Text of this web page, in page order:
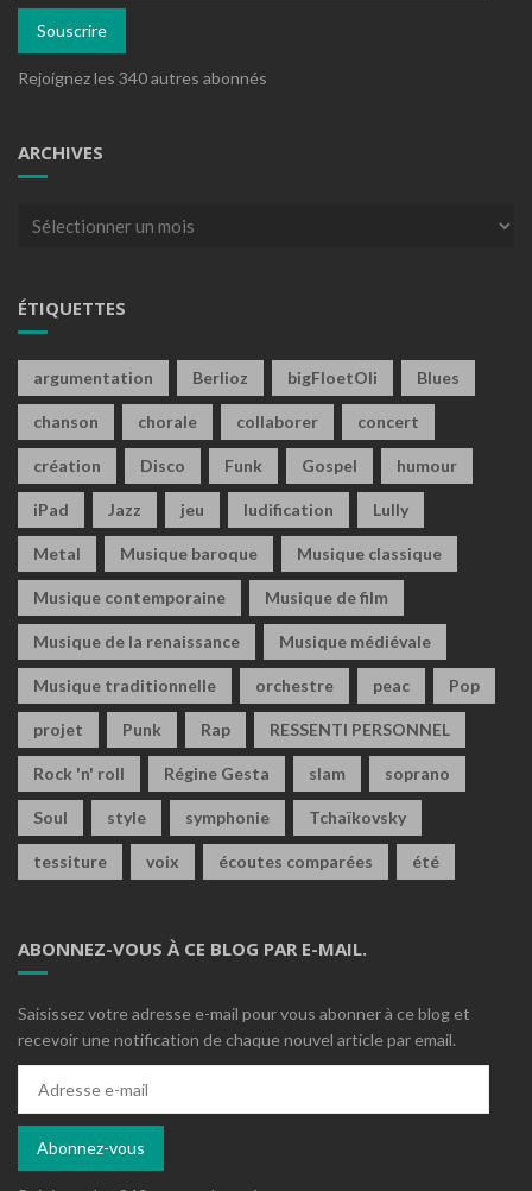
mail
Souscrire
Rejoignez les 340 autres abonnés
ARCHIVES
Archives
ÉTIQUETTES
argumentation Berlioz bigFloetOli Blues
chanson chorale collaborer concert
création Disco Funk Gospel humour
iPad Jazz jeu ludification Lully
Metal Musique baroque Musique classique
Musique contemporaine Musique de film
Musique de la renaissance Musique médiévale
Musique traditionnelle orchestre peac Pop
projet Punk Rap RESSENTI PERSONNEL
Rock 'n' roll Régine Gesta slam soprano
Soul style symphonie Tchaïkovsky
tessiture voix écoutes comparées été
ABONNEZ-VOUS À CE BLOG PAR E-MAIL.
Saisissez votre adresse e-mail pour vous abonner à ce blog et
recevoir une notification de chaque nouvel article par email.
mail
Abonnez-vous